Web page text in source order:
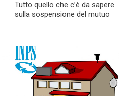
Tutto quello che c’è da sapere
sulla sospensione del mutuo